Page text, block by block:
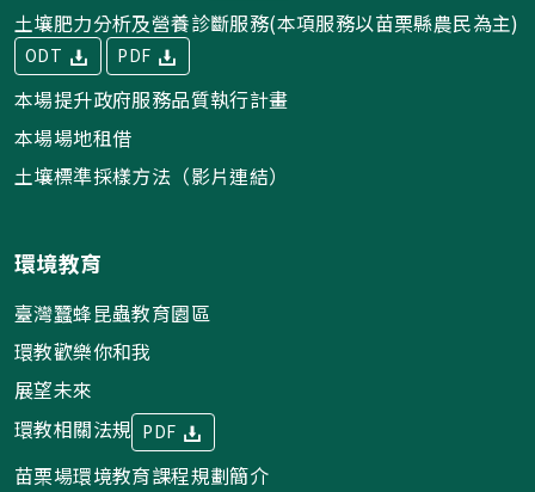
土壤肥力分析及營養診斷服務(本項服務以苗栗縣農民為主)
ODT PDF
本場提升政府服務品質執行計畫
本場場地租借
土壤標準採樣方法（影片連結）
環境教育
臺灣蠶蜂昆蟲教育園區
環教歡樂你和我
展望未來
環教相關法規 PDF
苗栗場環境教育課程規劃簡介